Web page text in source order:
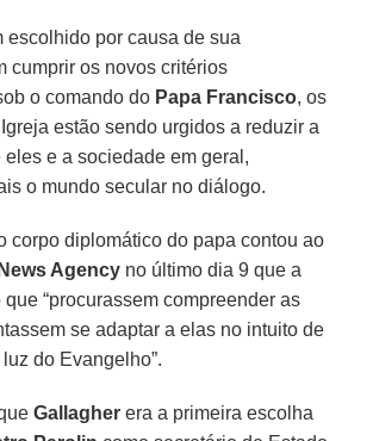
escolhido por causa de sua
cumprir os novos critérios
o comando do Papa Francisco, os
estão sendo urgidos a reduzir a
e a sociedade em geral,
o mundo secular no diálogo.
corpo diplomático do papa contou ao
Agency no último dia 9 que a
“procurassem compreender as
se adaptar a elas no intuito de
do Evangelho”.
Gallagher era a primeira escolha